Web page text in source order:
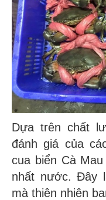
Dựa trên chất
đánh giá của
cua biển Cà
nhất nước. Đây
mà thiên nhiên